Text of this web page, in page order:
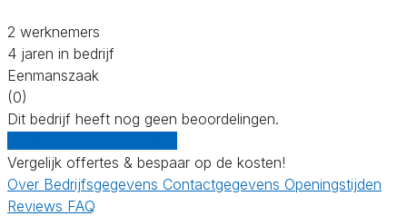
2 werknemers
4 jaren in bedrijf
Eenmanszaak
(0)
Dit bedrijf heeft nog geen beoordelingen.
Vergelijk offertes & bespaar op de kosten!
Over Bedrijfsgegevens Contactgegevens Openingstijden
Reviews FAQ